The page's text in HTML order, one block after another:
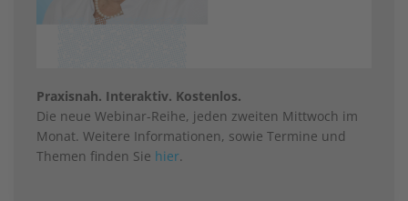
Praxisnah. Interaktiv. Kostenlos.
Die neue Webinar-Reihe, jeden zweiten Mittwoch im
Monat. Weitere Informationen, sowie Termine und
Themen finden Sie hier.